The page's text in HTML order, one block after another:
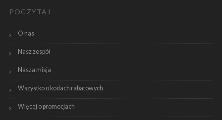
POCZYTAJ
O nas
Nasz zespół
Nasza misja
Wszystko o kodach rabatowych
Więcej o promocjach